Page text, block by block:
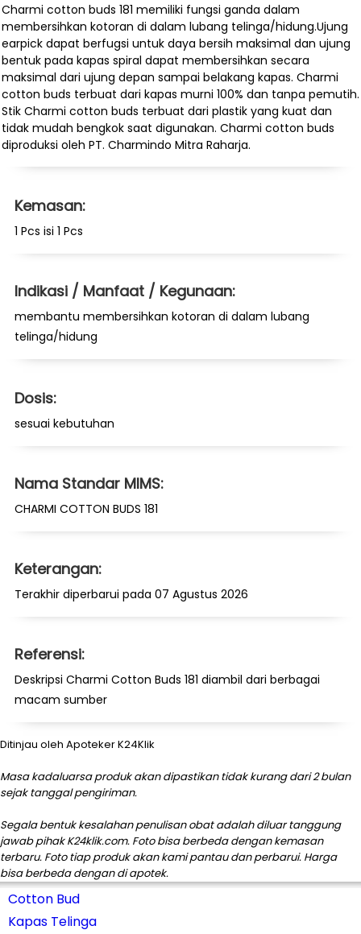
Charmi cotton buds 181 memiliki fungsi ganda dalam
membersihkan kotoran di dalam lubang telinga/hidung.Ujung
earpick dapat berfugsi untuk daya bersih maksimal dan ujung
bentuk pada kapas spiral dapat membersihkan secara
maksimal dari ujung depan sampai belakang kapas. Charmi
cotton buds terbuat dari kapas murni 100% dan tanpa pemutih.
Stik Charmi cotton buds terbuat dari plastik yang kuat dan
tidak mudah bengkok saat digunakan. Charmi cotton buds
diproduksi oleh PT. Charmindo Mitra Raharja.
Kemasan:
1 Pcs isi 1 Pcs
Indikasi / Manfaat / Kegunaan:
membantu membersihkan kotoran di dalam lubang
telinga/hidung
Dosis:
sesuai kebutuhan
Nama Standar MIMS:
CHARMI COTTON BUDS 181
Keterangan:
Terakhir diperbarui pada 07 Agustus 2026
Referensi:
Deskripsi Charmi Cotton Buds 181 diambil dari berbagai
macam sumber
Ditinjau oleh Apoteker K24Klik
Masa kadaluarsa produk akan dipastikan tidak kurang dari 2 bulan
sejak tanggal pengiriman.
Segala bentuk kesalahan penulisan obat adalah diluar tanggung
jawab pihak K24klik.com. Foto bisa berbeda dengan kemasan
terbaru. Foto tiap produk akan kami pantau dan perbarui. Harga
bisa berbeda dengan di apotek.
Cotton Bud
Kapas Telinga